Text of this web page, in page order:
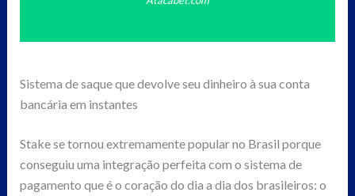
Sistema de saque que devolve seu dinheiro à sua conta
bancária em instantes
Stake se tornou extremamente popular no Brasil porque
conseguiu uma integração perfeita com o sistema de
pagamento que é o coração do dia a dia dos brasileiros: o